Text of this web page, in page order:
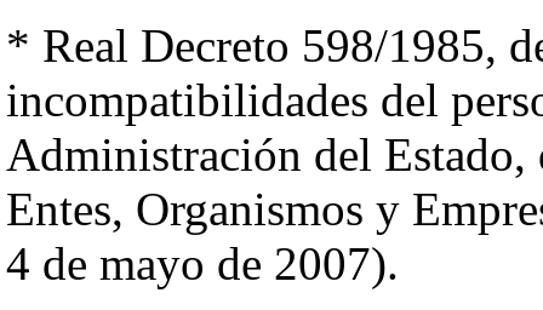
* Real Decreto 598/1985,
incompatibilidades del
Administración del Estado,
Entes, Organismos y
4 de mayo de 2007).